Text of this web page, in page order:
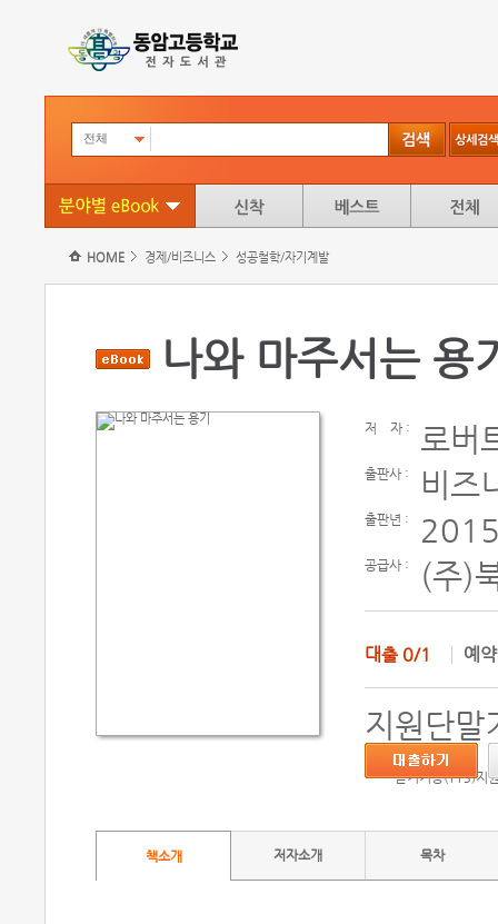
전체
HOME 경제/비즈니스 성공철학/자기계발
나와 마주서는 용
저 자 : 로버
출판사 : 비즈
출판년 :
공급사 : (주)
대출 0/1 예
지원단말
듣기기능(TTS)지
책소개 저자소개 목차